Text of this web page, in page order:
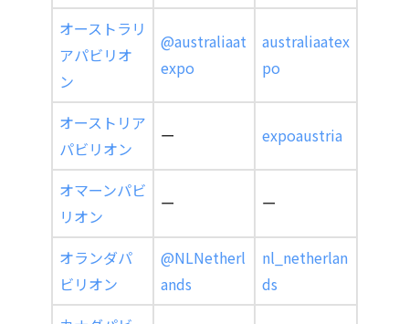
オーストラリ
アパビリオ
ン
@australiaat
expo
australiaatex
po
オーストリア
パビリオン
ー expoaustria
オマーンパビ
リオン
ー ー
オランダパ
ビリオン
@NLNetherl
ands
nl_netherlan
ds